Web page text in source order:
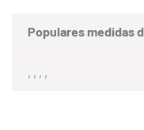
Populares medidas
, , , ,